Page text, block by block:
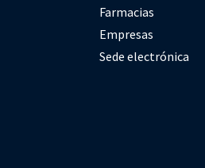
Farmacias
Empresas
Sede electrónica